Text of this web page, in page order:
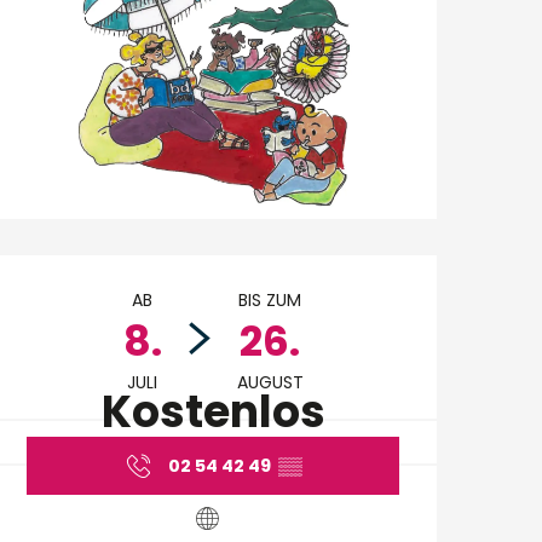
&
AB
8.
JULI
BIS ZUM
26.
AUGUST
Kostenlos
02 54 42 49 ▒▒